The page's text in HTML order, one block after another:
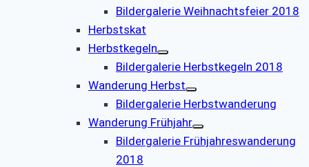
Bildergalerie Weihnachtsfeier 2018
Herbstskat
Herbstkegeln
Bildergalerie Herbstkegeln 2018
Wanderung Herbst
Bildergalerie Herbstwanderung
Wanderung Frühjahr
Bildergalerie Frühjahreswanderung
2018